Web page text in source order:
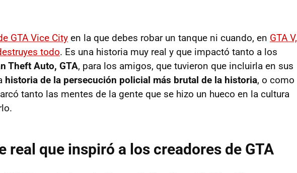
GTA Vice City en la que debes robar un tanque ni cuando, en GTA V,
todo. Es una historia muy real y que impactó tanto a los
Theft Auto, GTA, para los amigos, que tuvieron que incluirla en sus
historia de la persecución policial más brutal de la historia, o como
tanto las mentes de la gente que se hizo un hueco en la cultura
real que inspiró a los creadores de GTA